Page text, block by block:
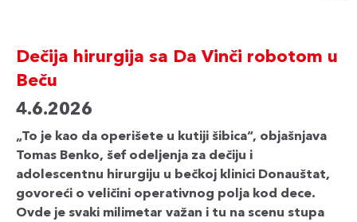
Dečija hirurgija sa Da Vinči robotom u
Beču
4.6.2026
„To je kao da operišete u kutiji šibica“, objašnjava
Tomas Benko, šef odeljenja za dečiju i
adolescentnu hirurgiju u bečkoj klinici Donauštat,
govoreći o veličini operativnog polja kod dece.
Ovde je svaki milimetar važan i tu na scenu stupa